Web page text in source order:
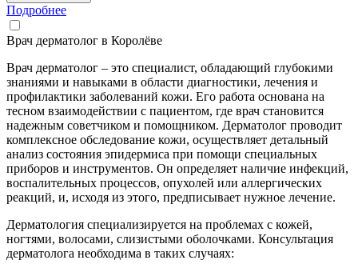
Подробнее
Врач дерматолог в Королёве
Врач дерматолог – это специалист, обладающий глубокими
знаниями и навыками в области диагностики, лечения и
профилактики заболеваний кожи. Его работа основана на
тесном взаимодействии с пациентом, где врач становится
надежным советчиком и помощником. Дерматолог проводит
комплексное обследование кожи, осуществляет детальный
анализ состояния эпидермиса при помощи специальных
приборов и инструментов. Он определяет наличие инфекций,
воспалительных процессов, опухолей или аллергических
реакций, и, исходя из этого, предписывает нужное лечение.
Дерматология специализируется на проблемах с кожей,
ногтями, волосами, слизистыми оболочками. Консультация
дерматолога необходима в таких случаях: